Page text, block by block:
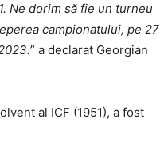
Ne dorim să fie un turneu
campionatului, pe 27
” a declarat Georgian
al ICF (1951), a fost